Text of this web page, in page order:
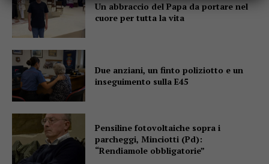
Un abbraccio del Papa da portare nel
cuore per tutta la vita
Due anziani, un finto poliziotto e un
inseguimento sulla E45
Pensiline fotovoltaiche sopra i
parcheggi, Minciotti (Pd):
“Rendiamole obbligatorie”